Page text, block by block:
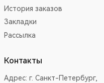
История заказов
Закладки
Рассылка
Контакты
Адрес: г. Санкт-Петербург,